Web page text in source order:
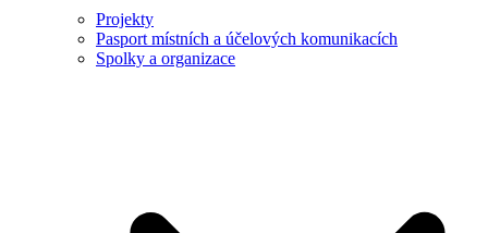
Projekty
Pasport místních a účelových komunikacích
Spolky a organizace